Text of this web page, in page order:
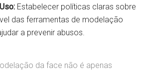
Estabelecer políticas claras sobre
das ferramentas de modelação
a prevenir abusos.
da face não é apenas